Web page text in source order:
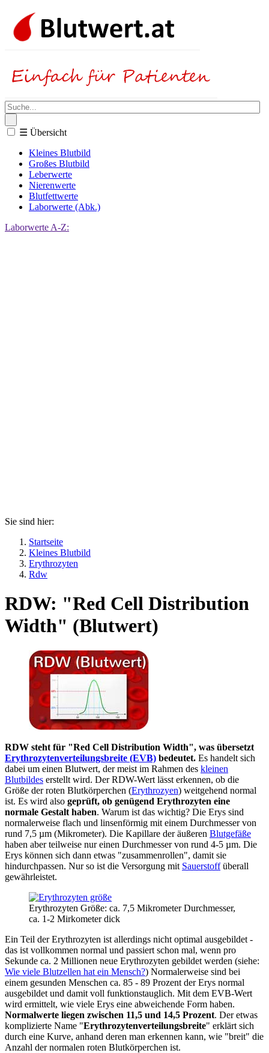
☰ Übersicht
Kleines Blutbild
Großes Blutbild
Leberwerte
Nierenwerte
Blutfettwerte
Laborwerte (Abk.)
Laborwerte A-Z:
Sie sind hier:
Startseite
Kleines Blutbild
Erythrozyten
Rdw
RDW: "Red Cell Distribution
Width" (Blutwert)
RDW steht für "Red Cell Distribution Width", was übersetzt
Erythrozytenverteilungsbreite (EVB) bedeutet. Es handelt sich
dabei um einen Blutwert, der meist im Rahmen des kleinen
Blutbildes erstellt wird. Der RDW-Wert lässt erkennen, ob die
Größe der roten Blutkörperchen (Erythrozyen) weitgehend normal
ist. Es wird also geprüft, ob genügend Erythrozyten eine
normale Gestalt haben. Warum ist das wichtig? Die Erys sind
normalerweise flach und linsenförmig mit einem Durchmesser von
rund 7,5 µm (Mikrometer). Die Kapillare der äußeren Blutgefäße
haben aber teilweise nur einen Durchmesser von rund 4-5 µm. Die
Erys können sich dann etwas "zusammenrollen", damit sie
hindurchpassen. Nur so ist die Versorgung mit Sauerstoffüberall
gewährleistet.
Erythrozyten Größe: ca. 7,5 Mikrometer Durchmesser,
ca. 1-2 Mirkometer dick
Ein Teil der Erythrozyten ist allerdings nicht optimal ausgebildet -
das ist vollkommen normal und passiert schon mal, wenn pro
Sekunde ca. 2 Millionen neue Erythrozyten gebildet werden (siehe:
Wie viele Blutzellen hat ein Mensch?) Normalerweise sind bei
einem gesunden Menschen ca. 85 - 89 Prozent der Erys normal
ausgebildet und damit voll funktionstauglich. Mit dem EVB-Wert
wird ermittelt, wie viele Erys eine abweichende Form haben.
Normalwerte liegen zwischen 11,5 und 14,5 Prozent. Der etwas
komplizierte Name "Erythrozytenverteilungsbreite" erklärt sich
durch eine Kurve, anhand deren man erkennen kann, wie "breit" die
Anzahl der normalen roten Blutkörperchen ist.